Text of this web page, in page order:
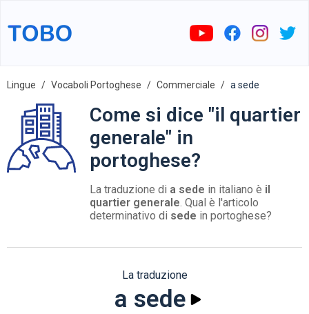
Lingue Vocaboli Portoghese Commerciale a sede
Come si dice "il quartier
generale" in
portoghese?
La traduzione di a sede in italiano è il
quartier generale. Qual è l'articolo
determinativo di sede in portoghese?
La traduzione
a sede